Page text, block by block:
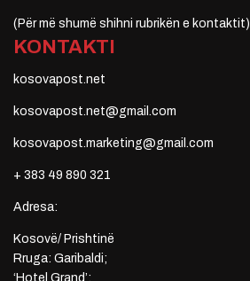
(Për më shumë shihni rubrikën e kontaktit)
KONTAKTI
kosovapost.net
kosovapost.net@gmail.com
kosovapost.marketing@gmail.com
+ 383 49 890 321
Adresa:
Kosovë/ Prishtinë
Rruga: Garibaldi;
‘Hotel Grand’;